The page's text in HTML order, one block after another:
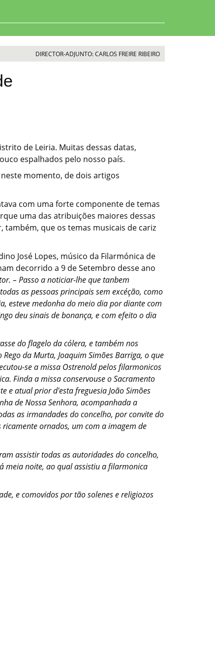
DIRECTOR-ADJUNTO: CARLOS FREIRE RIBEIRO
de Leiria. Muitas dessas datas,
espalhados pelo nosso país.
momento, de dois artigos
com uma forte componente de temas
uma das atribuições maiores dessas
que os temas musicais de cariz
José Lopes, músico da Filarmónica de
decorrido a 9 de Setembro desse ano
– Passo a noticiar-lhe que tanbem
as pessoas principais sem excéção, como
esteve medonha do meio dia por diante com
deu sinais de bonança, e com efeito o dia
do flagelo da cólera, e também nos
da Murta, Joaquim Simões Barriga, o que
se a missa Ostrenold pelos filarmonicos
Finda a missa conservouse o Sacramento
e atual prior d'esta freguesia João Simões
de Nossa Senhora, acompanhada a
as irmandades do concelho, por convite do
ornados, um com a imagem de
assistir todas as autoridades do concelho,
meia noite, ao qual assistiu a filarmonica
e comovidos por tão solenes e religiozos